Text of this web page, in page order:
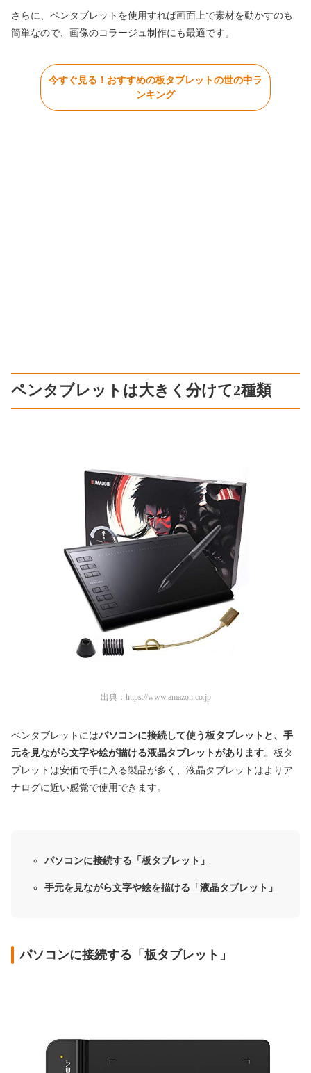
さらに、ペンタブレットを使用すれば画面上で素材を動かすのも
簡単なので、画像のコラージュ制作にも最適です。
今すぐ見る！おすすめの板タブレットの世の中ラ
ンキング
ペンタブレットは大きく分けて2種類
出典： https://www.amazon.co.jp
ペンタブレットにはパソコンに接続して使う板タブレットと、手
元を見ながら文字や絵が描ける液晶タブレットがあります。板タ
ブレットは安価で手に入る製品が多く、液晶タブレットはよりア
ナログに近い感覚で使用できます。
パソコンに接続する「板タブレット」
手元を見ながら文字や絵を描ける「液晶タブレット」
パソコンに接続する「板タブレット」